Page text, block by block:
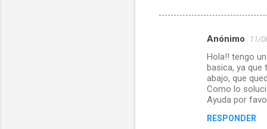
Anónimo 11/
Hola!! tengo
basica, ya que
abajo, que
Como lo
Ayuda por
RESPONDER